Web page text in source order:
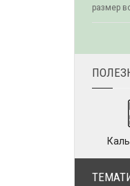
размер